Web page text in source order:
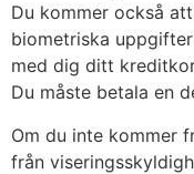
Du kommer också
biometriska
med dig ditt
Du måste betala en
Om du inte kommer
från